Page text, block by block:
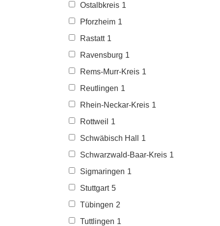
Ostalbkreis 1
Pforzheim 1
Rastatt 1
Ravensburg 1
Rems-Murr-Kreis 1
Reutlingen 1
Rhein-Neckar-Kreis 1
Rottweil
1
Schwäbisch Hall
1
Schwarzwald-Baar-Kreis 1
Sigmaringen 1
Stuttgart 5
Tübingen 2
Tuttlingen 1